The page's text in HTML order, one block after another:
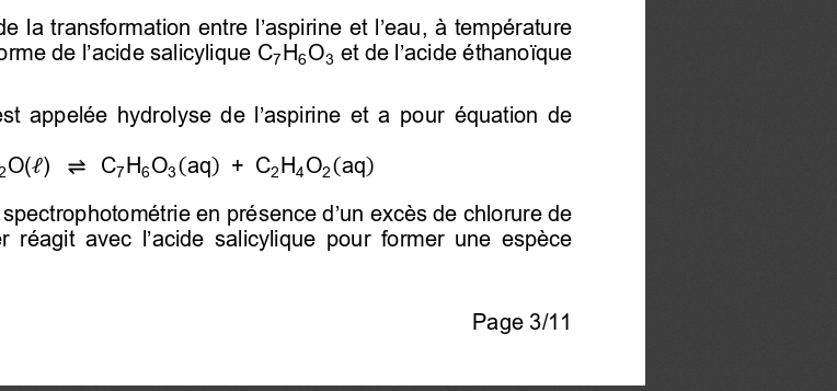
Page 3/11
la transformation entre l’aspirine et l’eau , à température
de l’acide salicylique C7H6O3 et de l’acide éthanoïque
appelée hydrolyse de l’aspirine et a pour
  équation  de
O(ℓ) ⇌ C7H6O3(aq) + C2H4O2(aq)
en présence d’un excès de chlorure de
réagit avec l’acide salicylique
  pour  former  une  espèce